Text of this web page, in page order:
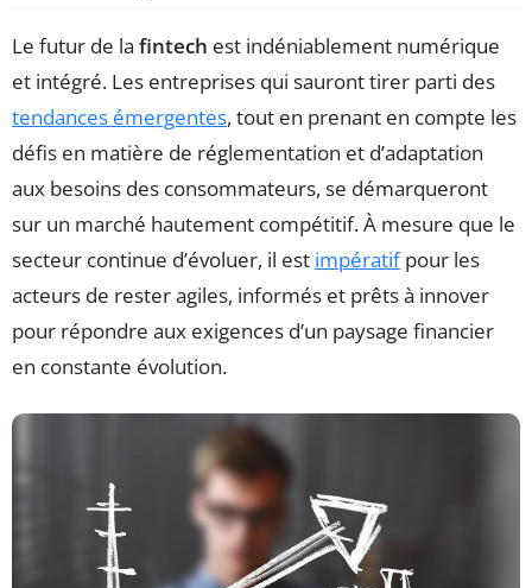
Le futur de la fintech est indéniablement numérique
et intégré. Les entreprises qui sauront tirer parti des
tendances émergentes, tout en prenant en compte les
défis en matière de réglementation et d’adaptation
aux besoins des consommateurs, se démarqueront
sur un marché hautement compétitif. À mesure que le
secteur continue d’évoluer, il est impératifpour les
acteurs de rester agiles, informés et prêts à innover
pour répondre aux exigences d’un paysage financier
en constante évolution.